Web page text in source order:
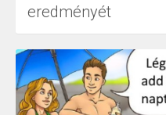
eredményét